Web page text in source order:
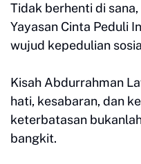
Tidak berhenti di
Yayasan Cinta Peduli
wujud kepedulian
Kisah Abdurrahman
hati, kesabaran, dan
keterbatasan
bangkit.